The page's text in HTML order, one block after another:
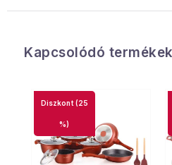
Kapcsolódó termékek
(25
%)